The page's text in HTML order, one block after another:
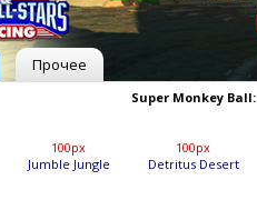
Прочее
Super Monkey Ball:
100px
Jumble Jungle
100px
Detritus Desert